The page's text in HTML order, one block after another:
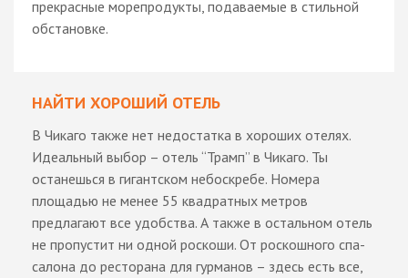
прекрасные морепродукты, подаваемые в стильной
обстановке.
НАЙТИ ХОРОШИЙ ОТЕЛЬ
В Чикаго также нет недостатка в хороших отелях.
Идеальный выбор – отель “Трамп” в Чикаго. Ты
останешься в гигантском небоскребе. Номера
площадью не менее 55 квадратных метров
предлагают все удобства. А также в остальном отель
не пропустит ни одной роскоши. От роскошного спа-
салона до ресторана для гурманов – здесь есть все,